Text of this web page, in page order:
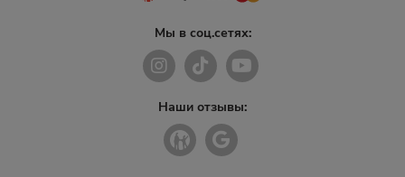
Мы в соц.сетях:
Наши отзывы: